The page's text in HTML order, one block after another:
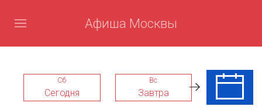
Афиша Москвы
Сб
Сегодня
Вс
Завтра
Пн